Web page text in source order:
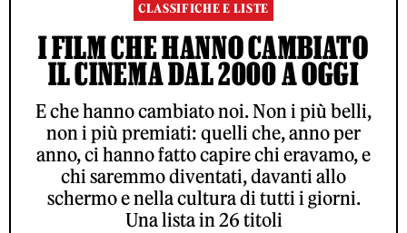
CLASSIFICHE E LISTE
I FILM CHE HANNO CAMBIATO
IL CINEMA DAL 2000 A OGGI
E che hanno cambiato noi. Non i più belli,
non i più premiati: quelli che, anno per
anno, ci hanno fatto capire chi eravamo, e
chi saremmo diventati, davanti allo
schermo e nella cultura di tutti i giorni.
Una lista in 26 titoli